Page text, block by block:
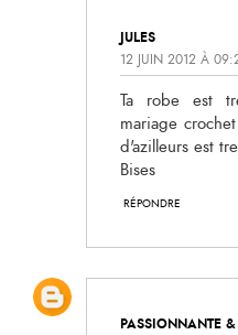
JULES
12 JUIN 2012 À
Ta robe est
mariage
d'azilleurs est
Bises
RÉPONDRE
PASSIONNANTE